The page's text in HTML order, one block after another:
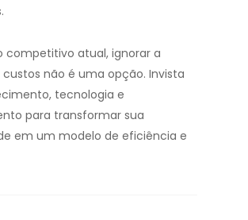
competitivo atual, ignorar a
não é uma opção. Invista
tecnologia e
para transformar sua
em um modelo de eficiência e